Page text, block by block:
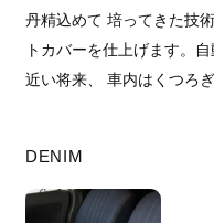
丹精込めて 培ってきた技
トカバーを仕上げます。
近い将来、 車内はくつろ
DENIM